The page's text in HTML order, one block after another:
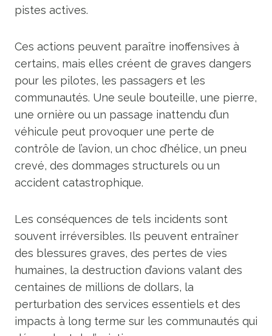
pistes actives.
Ces actions peuvent paraître inoffensives à
certains, mais elles créent de graves dangers
pour les pilotes, les passagers et les
communautés. Une seule bouteille, une pierre,
une ornière ou un passage inattendu d’un
véhicule peut provoquer une perte de
contrôle de l’avion, un choc d’hélice, un pneu
crevé, des dommages structurels ou un
accident catastrophique.
Les conséquences de tels incidents sont
souvent irréversibles. Ils peuvent entraîner
des blessures graves, des pertes de vies
humaines, la destruction d’avions valant des
centaines de millions de dollars, la
perturbation des services essentiels et des
impacts à long terme sur les communautés qui